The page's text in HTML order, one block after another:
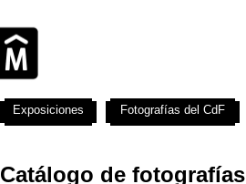
Catálogo de fotografías
Exposiciones Fotografías del CdF